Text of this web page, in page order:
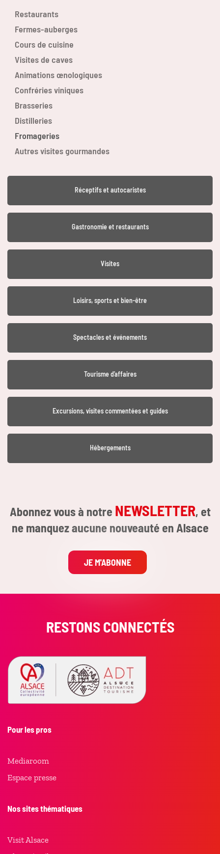
Restaurants
Fermes-auberges
Cours de cuisine
Visites de caves
Animations œnologiques
Confréries viniques
Brasseries
Distilleries
Fromageries
Autres visites gourmandes
Réceptifs et autocaristes
Gastronomie et restaurants
Visites
Loisirs, sports et bien-être
Spectacles et événements
Tourisme d’affaires
Excursions, visites commentées et guides
Hébergements
Abonnez vous à notre NEWSLETTER, et
ne manquez aucune nouveauté en Alsace
JE M'ABONNE
RESTONS CONNECTÉS
Pour les pros
Mediaroom
Espace presse
Nos sites thématiques
Visit Alsace